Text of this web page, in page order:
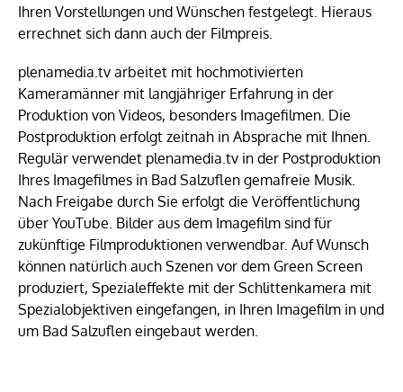
Ihren Vorstellungen und Wünschen festgelegt. Hieraus
errechnet sich dann auch der Filmpreis.
plenamedia.tv arbeitet mit hochmotivierten
Kameramänner mit langjähriger Erfahrung in der
Produktion von Videos, besonders Imagefilmen. Die
Postproduktion erfolgt zeitnah in Absprache mit Ihnen.
Regulär verwendet plenamedia.tv in der Postproduktion
Ihres Imagefilmes in Bad Salzuflen gemafreie Musik.
Nach Freigabe durch Sie erfolgt die Veröffentlichung
über YouTube. Bilder aus dem Imagefilm sind für
zukünftige Filmproduktionen verwendbar. Auf Wunsch
können natürlich auch Szenen vor dem Green Screen
produziert, Spezialeffekte mit der Schlittenkamera mit
Spezialobjektiven eingefangen, in Ihren Imagefilm in und
um Bad Salzuflen eingebaut werden.